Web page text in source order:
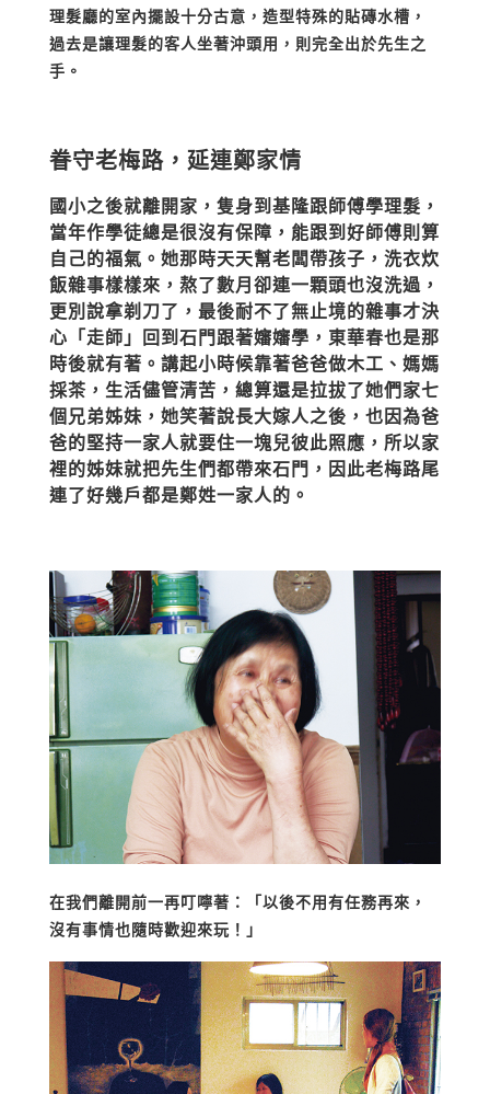
理髮廳的室內擺設十分古意，造型特殊的貼磚水槽，
過去是讓理髮的客人坐著沖頭用，則完全出於先生之
手。
眷守老梅路，延連鄭家情
國小之後就離開家，隻身到基隆跟師傅學理髮，
當年作學徒總是很沒有保障，能跟到好師傅則算
自己的福氣。她那時天天幫老闆帶孩子，洗衣炊
飯雜事樣樣來，熬了數月卻連一顆頭也沒洗過，
更別說拿剃刀了，最後耐不了無止境的雜事才決
心「走師」回到石門跟著嬸嬸學，東華春也是那
時後就有著。講起小時候靠著爸爸做木工、媽媽
採茶，生活儘管清苦，總算還是拉拔了她們家七
個兄弟姊妹，她笑著說長大嫁人之後，也因為爸
爸的堅持一家人就要住一塊兒彼此照應，所以家
裡的姊妹就把先生們都帶來石門，因此老梅路尾
連了好幾戶都是鄭姓一家人的。
在我們離開前一再叮嚀著：「以後不用有任務再來，
沒有事情也隨時歡迎來玩！」